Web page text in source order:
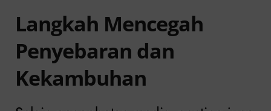
Langkah Mencegah
Penyebaran dan
Kekambuhan